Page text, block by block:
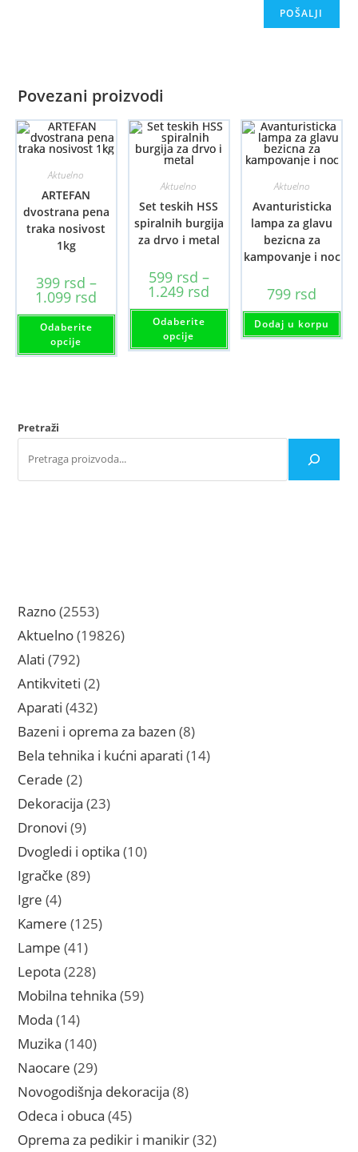
Povezani proizvodi
Aktuelno
ARTEFAN
dvostrana pena
traka nosivost
1kg
399 rsd –
1.099 rsd
od
1.099 rsd
Odaberite
opcije
Ovaj
proizvod
više
proizvoda.
Aktuelno
Set teskih HSS
spiralnih burgija
za drvo i metal
599 rsd –
1.249 rsd
od
1.249 rsd
Odaberite
opcije
Ovaj
proizvod
ima
proizvoda.
Aktuelno
Avanturisticka
lampa za glavu
bezicna za
kampovanje i noc
799 rsd
Dodaj u korpu
Pretraži
Razno 25532553
proizvoda
Aktuelno 1982619826
Alati 792792
proizvoda
Antikviteti 22
proizvoda
Aparati 432432
proizvoda
Bazeni i oprema za bazen 88
proizvoda
Bela tehnika i kućni aparati 1414
Cerade 22
proizvoda
Dekoracija 2323
Dronovi 99
proizvoda
Dvogledi i optika 1010
Igračke 8989
Igre 44
proizvoda
Kamere 125125
Lampe 4141
proizvod
Lepota 228228
proizvoda
Mobilna tehnika 5959
Moda 1414
proizvoda
Muzika 140140
proizvoda
Naocare 2929
proizvoda
Novogodišnja dekoracija 88
Odeca i obuca 4545
proizvoda
Oprema za pedikir i manikir 3232